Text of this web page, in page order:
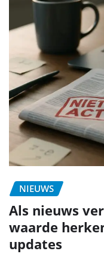
NIEUWS
Als nieuws
waarde
updates